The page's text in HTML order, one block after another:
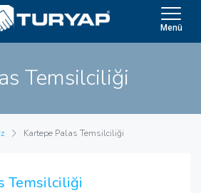
Menü
Temsilciliği
Kartepe Palas Temsilciliği
Temsilciliği